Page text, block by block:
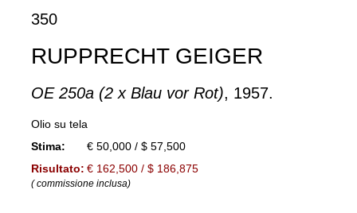
350
RUPPRECHT GEIGER
OE 250a (2 x Blau vor Rot), 1957.
Olio su tela
Stima:
€ 50,000 / $ 57,500
Risultato: € 162,500 / $ 186,875
( commissione inclusa)